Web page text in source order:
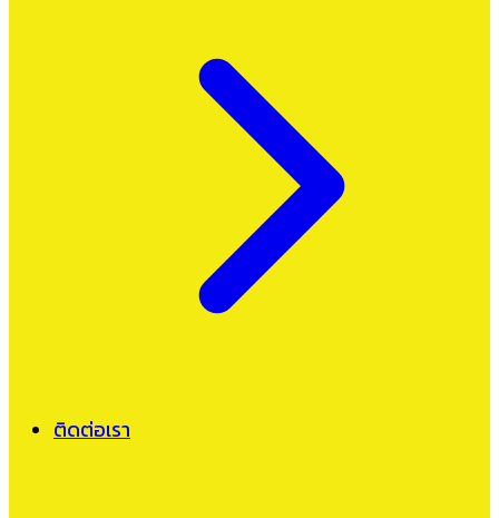
ติดต่อเรา